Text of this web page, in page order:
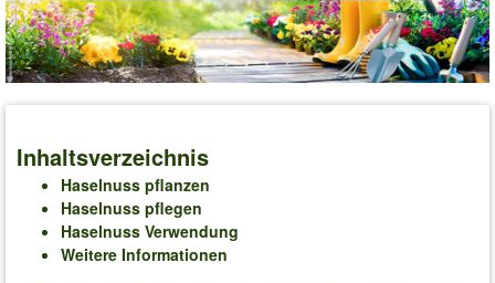
Inhaltsverzeichnis
Haselnuss pflanzen
Haselnuss pflegen
Haselnuss Verwendung
Weitere Informationen